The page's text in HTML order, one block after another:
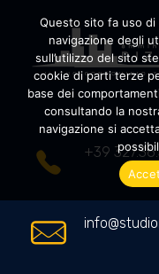
Amministrazioni Rizzardo
+39
Questo sito fa uso di
navigazione degli
sull’utilizzo del sito
cookie di parti terze
base dei
consultando la
navigazione si